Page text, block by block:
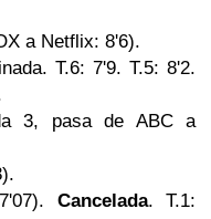
a Netflix: 8'6).
T.6: 7'9. T.5: 8'2.
3, pasa de ABC a
Cancelada. T.1: